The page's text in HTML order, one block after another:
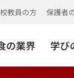
の業界 学び
教員の方 保護者